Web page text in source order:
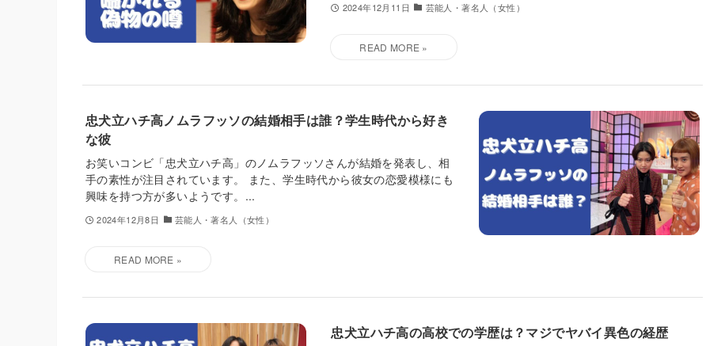
2024年12月11日 芸能人・著名人（女性）
忠犬立ハチ高ノムラフッソの結婚相手は誰？学生時代から好き
な彼
お笑いコンビ「忠犬立ハチ高」のノムラフッソさんが結婚を発表し、相
手の素性が注目されています。 また、学生時代から彼女の恋愛模様にも
興味を持つ方が多いようです。...
2024年12月8日 芸能人・著名人（女性）
忠犬立ハチ高の高校での学歴は？マジでヤバイ異色の経歴